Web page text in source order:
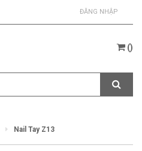
ĐĂNG NHẬP
()
Nail Tay Z13